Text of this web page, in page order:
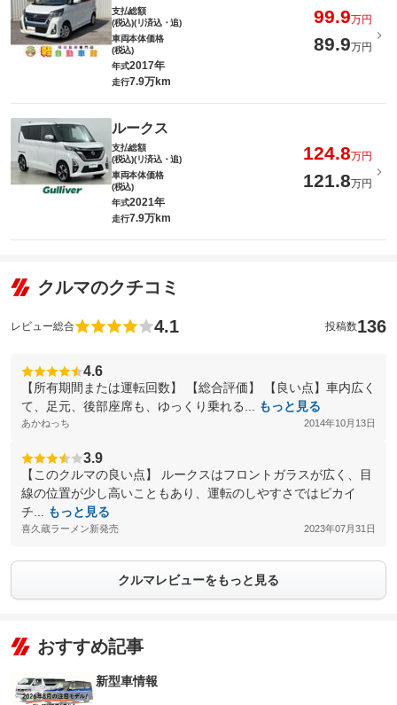
支払総額
(税込)(リ済込・追)
99.9万円
車両本体価格
(税込)
89.9万円
年式2017年
走行7.9万km
ルークス
支払総額
(税込)(リ済込・追)
124.8万円
車両本体価格
(税込)
121.8万円
年式2021年
走行7.9万km
クルマのクチコミ
レビュー総合 4.1 投稿数136
4.6
【所有期間または運転回数】 【総合評価】 【良い点】車内広く
て、足元、後部座席も、ゆっくり乗れる...
もっと見る
あかねっち 2014年10月13日
3.9
【このクルマの良い点】 ルークスはフロントガラスが広く、目
線の位置が少し高いこともあり、運転のしやすさではピカイ
チ...
もっと見る
喜久蔵ラーメン新発売 2023年07月31日
クルマレビューをもっと見る
おすすめ記事
新型車情報